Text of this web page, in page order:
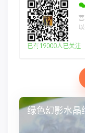
已有19000人已关注
绿色幻影水晶